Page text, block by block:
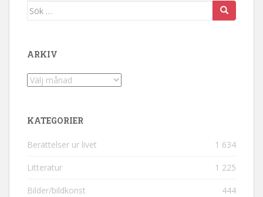
Sök efter:
ARKIV
Arkiv
KATEGORIER
Berättelser ur livet 1 634
Litteratur 1 225
Bilder/bildkonst 444